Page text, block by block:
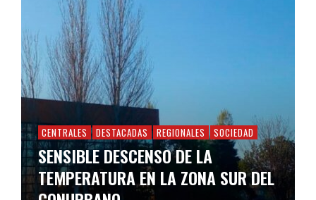
CENTRALES DESTACADAS REGIONALES SOCIEDAD
SENSIBLE DESCENSO DE LA
TEMPERATURA EN LA ZONA SUR DEL